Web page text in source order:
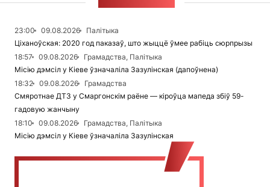
23:00 09.08.2026
Палітыка
Ціханоўская: 2020 год паказаў, што жыццё ўмее рабіць сюрпрызы
18:57
09.08.2026
Грамадства, Палітыка
Місію дэмсіл у Кіеве ўзначаліла Зазулінская (дапоўнена)
18:32
09.08.2026
Грамадства
Смяротнае ДТЗ у Смаргонскім раёне — кіроўца мапеда збіў 59-
гадовую жанчыну
18:10
09.08.2026
Грамадства, Палітыка
Місію дэмсіл у Кіеве ўзначаліла Зазулінская